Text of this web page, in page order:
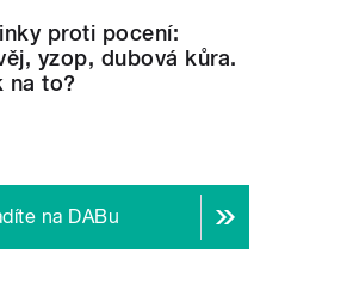
proti pocení:
yzop, dubová kůra.
na to?
na DABu